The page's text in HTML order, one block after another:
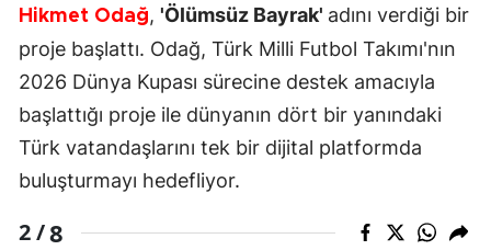
Hikmet Odağ, 'Ölümsüz Bayrak' adını verdiği bir
proje başlattı. Odağ, Türk Milli Futbol Takımı'nın
2026 Dünya Kupası sürecine destek amacıyla
başlattığı proje ile dünyanın dört bir yanındaki
Türk vatandaşlarını tek bir dijital platformda
buluşturmayı hedefliyor.
2 /8